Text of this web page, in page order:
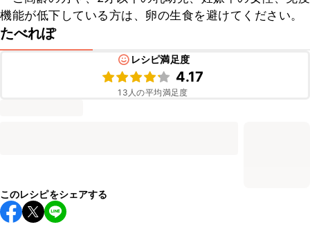
機能が低下している方は、卵の生食を避けてください。
たべれぽ
レシピ満足度
4.17
13 人の平均満足度
このレシピをシェアする